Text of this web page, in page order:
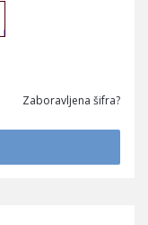
Zaboravljena šifra?